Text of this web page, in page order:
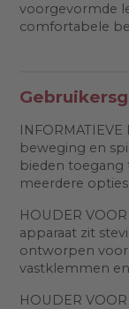
voorgevormde
comfortabele
beweging en
bieden toegang
meerdere
HOUDER
apparaat zit
ontworpen voor
vastklemmen
HOUDER